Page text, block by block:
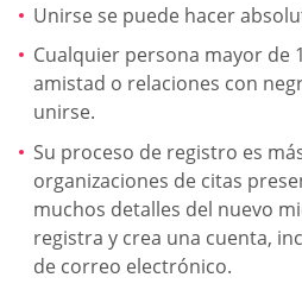
Unirse se puede hacer
Cualquier persona mayor de
amistad o relaciones con
unirse.
Su proceso de registro es
organizaciones de citas
muchos detalles del nuevo
registra y crea una cuenta,
de correo electrónico.